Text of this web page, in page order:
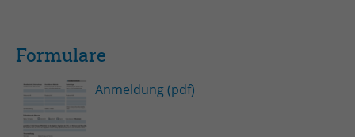
Formulare
Anmeldung (pdf)